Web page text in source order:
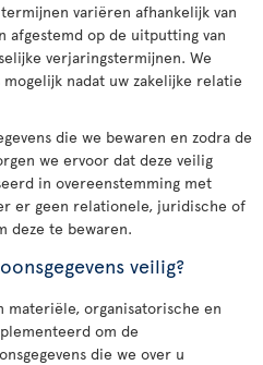
variëren afhankelijk van
op de uitputting van
verjaringstermijnen. We
mogelijk nadat uw zakelijke relatie
die we bewaren en zodra de
we ervoor dat deze veilig
in overeenstemming met
er geen relationele, juridische of
deze te bewaren.
veilig?
materiële, organisatorische en
om de
die we over u